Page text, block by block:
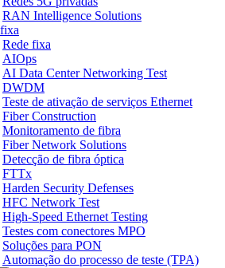
RAN Intelligence Solutions
Rede fixa
AIOps
AI Data Center Networking Test
DWDM
Teste de ativação de serviços Ethernet
Fiber Construction
Monitoramento de fibra
Fiber Network Solutions
Detecção de fibra óptica
FTTx
Harden Security Defenses
HFC Network Test
High-Speed Ethernet Testing
Testes com conectores MPO
Soluções para PON
Automação do processo de teste (TPA)